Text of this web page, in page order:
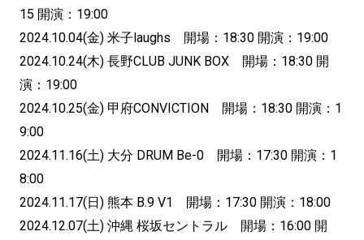
15 開演：19:00
2024.10.04(金) 米子laughs 開場：18:30 開演：19:00
2024.10.24(木) 長野CLUB JUNK BOX 開場：18:30 開
演：19:00
2024.10.25(金) 甲府CONVICTION 開場：18:30 開演：1
9:00
2024.11.16(土) 大分 DRUM Be-0 開場：17:30 開演：1
8:00
2024.11.17(日) 熊本 B.9 V1 開場：17:30 開演：18:00
2024.12.07(土) 沖縄 桜坂セントラル 開場：16:00 開